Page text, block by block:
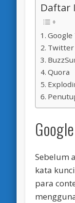
Daftar
Twitter
Quora
Sebelum
kata
para